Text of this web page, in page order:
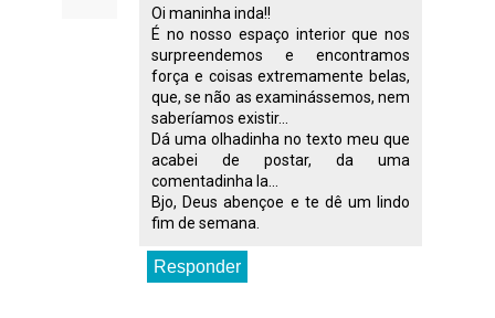
Oi maninha inda!!
É no nosso espaço interior que nos
surpreendemos e encontramos
força e coisas extremamente belas,
que, se não as examinássemos, nem
saberíamos existir...
Dá uma olhadinha no texto meu que
acabei de postar, da uma
comentadinha la...
Bjo, Deus abençoe e te dê um lindo
fim de semana.
Responder